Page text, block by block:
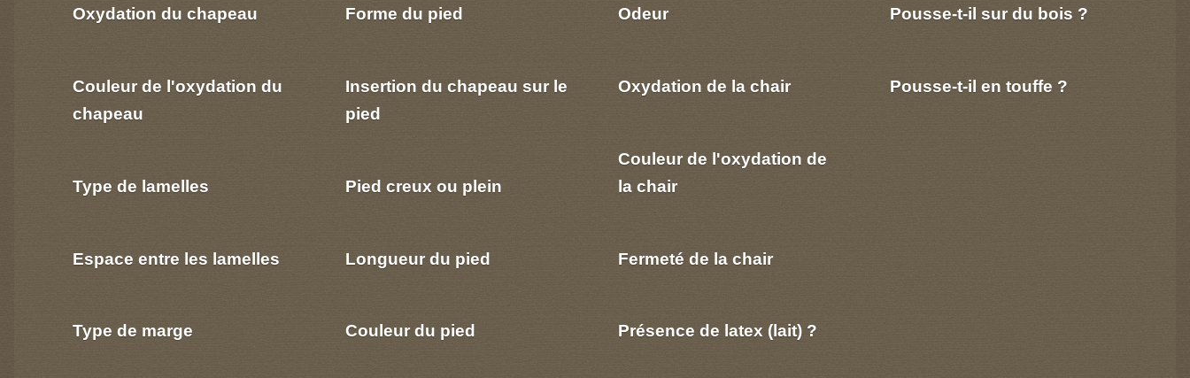
Oxydation du chapeau
Couleur de l'oxydation du
chapeau
Type de lamelles
Espace entre les lamelles
Type de marge
Forme du pied
Insertion du chapeau sur le
pied
Pied creux ou plein
Longueur du pied
Couleur du pied
Odeur
Oxydation de la chair
Couleur de l'oxydation de
la chair
Fermeté de la chair
Présence de latex (lait) ?
Pousse-t-il sur du bois ?
Pousse-t-il en touffe ?